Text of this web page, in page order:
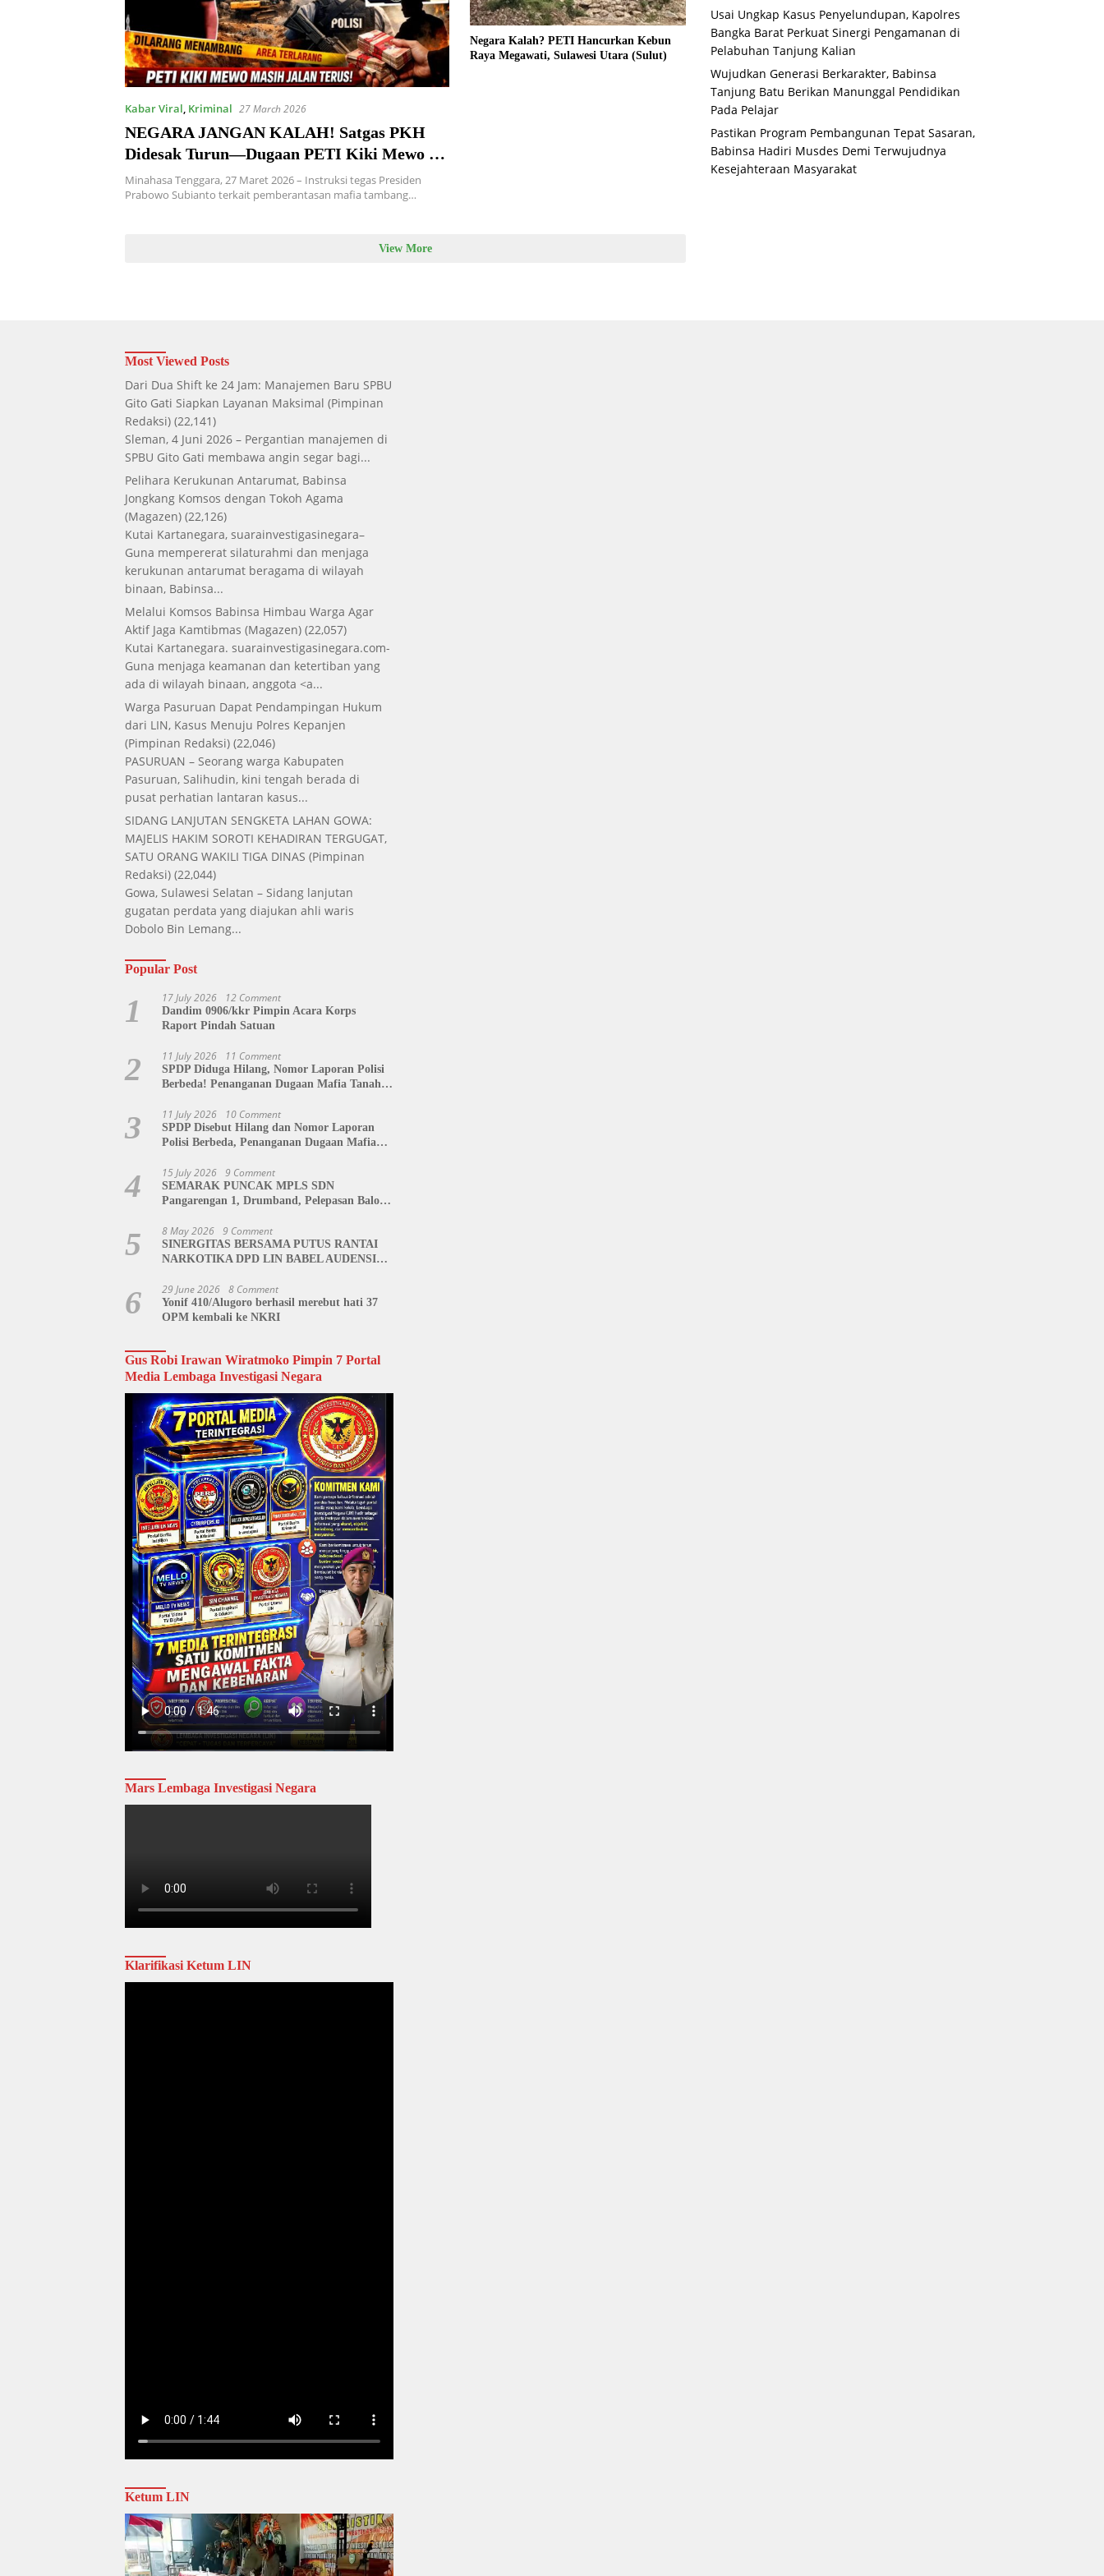
Kabar Viral, Kriminal 27 March 2026
NEGARA JANGAN KALAH! Satgas PKH
Didesak Turun—Dugaan PETI Kiki Mewo di
Kebun Raya Manguni Terus Berjalan
Minahasa Tenggara, 27 Maret 2026 – Instruksi tegas Presiden
Prabowo Subianto terkait pemberantasan mafia tambang…
Negara Kalah? PETI Hancurkan Kebun
Raya Megawati, Sulawesi Utara (Sulut)
View More
Usai Ungkap Kasus Penyelundupan, Kapolres
Bangka Barat Perkuat Sinergi Pengamanan di
Pelabuhan Tanjung Kalian
Wujudkan Generasi Berkarakter, Babinsa
Tanjung Batu Berikan Manunggal Pendidikan
Pada Pelajar
Pastikan Program Pembangunan Tepat Sasaran,
Babinsa Hadiri Musdes Demi Terwujudnya
Kesejahteraan Masyarakat
Most Viewed Posts
Dari Dua Shift ke 24 Jam: Manajemen Baru SPBU
Gito Gati Siapkan Layanan Maksimal (Pimpinan
Redaksi) (22,141)
Sleman, 4 Juni 2026 – Pergantian manajemen di
SPBU Gito Gati membawa angin segar bagi...
Pelihara Kerukunan Antarumat, Babinsa
Jongkang Komsos dengan Tokoh Agama
(Magazen) (22,126)
Kutai Kartanegara, suarainvestigasinegara–
Guna mempererat silaturahmi dan menjaga
kerukunan antarumat beragama di wilayah
binaan, Babinsa...
Melalui Komsos Babinsa Himbau Warga Agar
Aktif Jaga Kamtibmas (Magazen) (22,057)
Kutai Kartanegara. suarainvestigasinegara.com-
Guna menjaga keamanan dan ketertiban yang
ada di wilayah binaan, anggota <a...
Warga Pasuruan Dapat Pendampingan Hukum
dari LIN, Kasus Menuju Polres Kepanjen
(Pimpinan Redaksi) (22,046)
PASURUAN – Seorang warga Kabupaten
Pasuruan, Salihudin, kini tengah berada di
pusat perhatian lantaran kasus...
SIDANG LANJUTAN SENGKETA LAHAN GOWA:
MAJELIS HAKIM SOROTI KEHADIRAN TERGUGAT,
SATU ORANG WAKILI TIGA DINAS (Pimpinan
Redaksi) (22,044)
Gowa, Sulawesi Selatan – Sidang lanjutan
gugatan perdata yang diajukan ahli waris
Dobolo Bin Lemang...
Popular Post
1 17 July 2026 12 Comment
Dandim 0906/kkr Pimpin Acara Korps
Raport Pindah Satuan
2 11 July 2026 11 Comment
SPDP Diduga Hilang, Nomor Laporan Polisi
Berbeda! Penanganan Dugaan Mafia Tanah
Siap Kawal Hingga Tingkat Pusat
3 11 July 2026 10 Comment
SPDP Disebut Hilang dan Nomor Laporan
Polisi Berbeda, Penanganan Dugaan Mafia
4 15 July 2026 9 Comment
SEMARAK PUNCAK MPLS SDN
Pangarengan 1, Drumband, Pelepasan Balon,
Kegiatan
5 8 May 2026 9 Comment
SINERGITAS BERSAMA PUTUS RANTAI
NARKOTIKA DPD LIN BABEL AUDENSI
6 29 June 2026 8 Comment
Yonif 410/Alugoro berhasil merebut hati 37
OPM kembali ke NKRI
Gus Robi Irawan Wiratmoko Pimpin 7 Portal
Media Lembaga Investigasi Negara
Mars Lembaga Investigasi Negara
Klarifikasi Ketum LIN
Ketum LIN